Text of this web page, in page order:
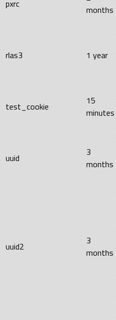
pxrc
months
rlas3 1 year
test_cookie
15
minutes
uuid
3
months
uuid2
3
months